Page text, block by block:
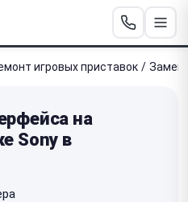
игровых приставок /
на
Sony в